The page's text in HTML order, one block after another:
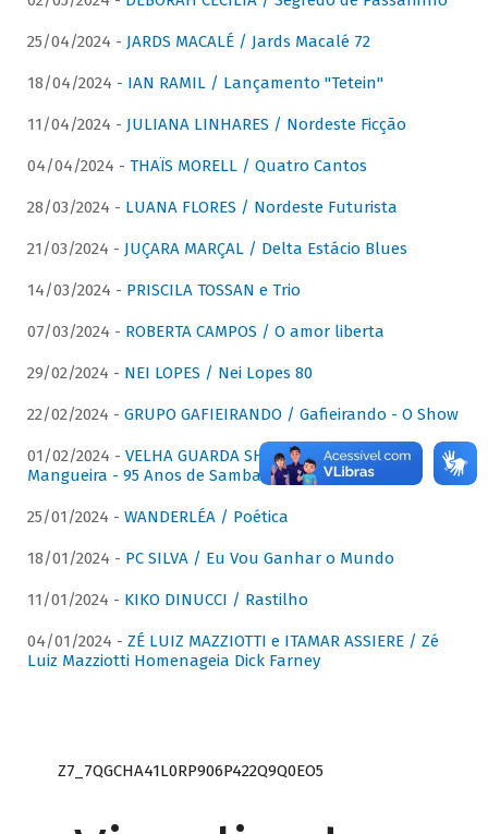
25/04/2024 - JARDS MACALÉ / Jards Macalé 72
18/04/2024 - IAN RAMIL / Lançamento "Tetein"
11/04/2024 - JULIANA LINHARES / Nordeste Ficção
04/04/2024 - THAÏS MORELL / Quatro Cantos
28/03/2024 - LUANA FLORES / Nordeste Futurista
21/03/2024 - JUÇARA MARÇAL / Delta Estácio Blues
14/03/2024 - PRISCILA TOSSAN e Trio
07/03/2024 - ROBERTA CAMPOS / O amor liberta
29/02/2024 - NEI LOPES / Nei Lopes 80
22/02/2024 - GRUPO GAFIEIRANDO / Gafieirando - O Show
01/02/2024 - VELHA GUARDA SHOW DA MANGUEIRA /
Mangueira - 95 Anos de Samba
25/01/2024 - WANDERLÉA / Poética
18/01/2024 - PC SILVA / Eu Vou Ganhar o Mundo
11/01/2024 - KIKO DINUCCI / Rastilho
04/01/2024 - ZÉ LUIZ MAZZIOTTI e ITAMAR ASSIERE / Zé
Luiz Mazziotti Homenageia Dick Farney
Z7_7QGCHA41L0RP906P422Q9Q0EO5